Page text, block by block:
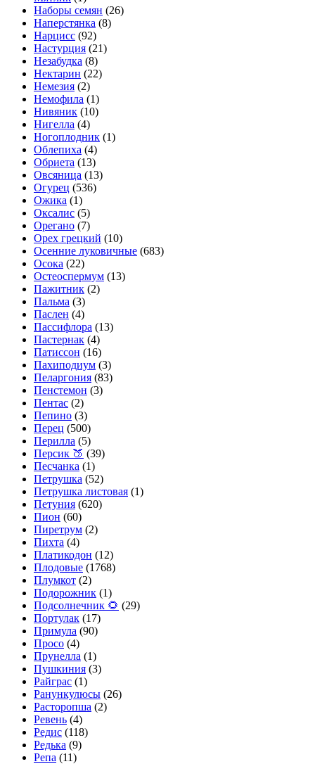
Наборы семян (26)
Наперстянка (8)
Нарцисс (92)
Настурция (21)
Незабудка (8)
Нектарин (22)
Немезия (2)
Немофила (1)
Нивяник (10)
Нигелла (4)
Ногоплодник (1)
Облепиха (4)
Обриета (13)
Овсяница (13)
Огурец (536)
Ожика (1)
Оксалис (5)
Орегано (7)
Орех грецкий (10)
Осенние луковичные (683)
Осока (22)
Остеоспермум (13)
Пажитник (2)
Пальма (3)
Паслен (4)
Пассифлора (13)
Пастернак (4)
Патиссон (16)
Пахиподиум (3)
Пеларгония (83)
Пенстемон (3)
Пентас (2)
Пепино (3)
Перец (500)
Перилла (5)
Персик 🍑 (39)
Песчанка (1)
Петрушка (52)
Петрушка листовая (1)
Петуния (620)
Пион (60)
Пиретрум (2)
Пихта (4)
Платикодон (12)
Плодовые (1768)
Плумкот (2)
Подорожник (1)
Подсолнечник 🌻 (29)
Портулак (17)
Примула (90)
Просо (4)
Прунелла (1)
Пушкиния (3)
Райграс (1)
Ранункулюсы (26)
Расторопша (2)
Ревень (4)
Редис (118)
Редька (9)
Репа (11)